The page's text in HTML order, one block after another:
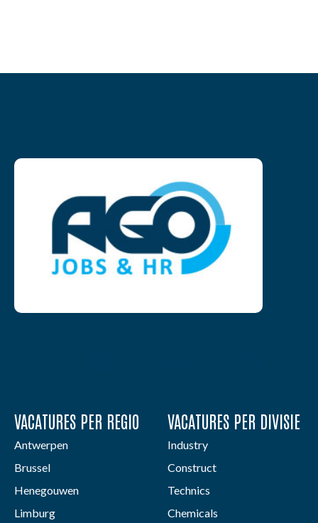
VACATURES PER REGIO
Antwerpen
Brussel
Henegouwen
Limburg
VACATURES PER DIVISIE
Industry
Construct
Technics
Chemicals